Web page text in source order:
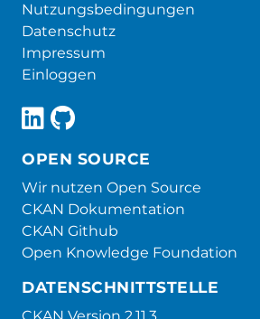
Nutzungsbedingungen
Datenschutz
Impressum
Einloggen
OPEN SOURCE
Wir nutzen Open Source
CKAN Dokumentation
CKAN Github
Open Knowledge Foundation
DATENSCHNITTSTELLE